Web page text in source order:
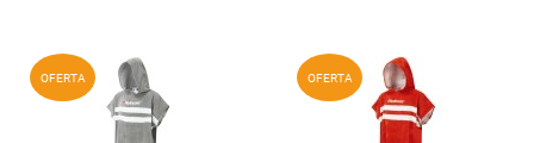
OFERTA Add to Wishlist
OFERTA